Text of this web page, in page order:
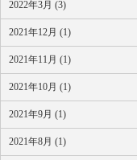
2022年3月 (3)
2021年12月 (1)
2021年11月 (1)
2021年10月 (1)
2021年9月 (1)
2021年8月 (1)